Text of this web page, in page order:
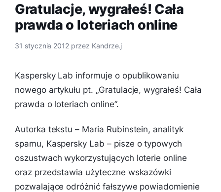
Gratulacje, wygrałeś! Cała
prawda o loteriach online
31 stycznia 2012 przez Kandrze.j
Kaspersky Lab informuje o opublikowaniu
nowego artykułu pt. „Gratulacje, wygrałeś! Cała
prawda o loteriach online”.
Autorka tekstu – Maria Rubinstein, analityk
spamu, Kaspersky Lab – pisze o typowych
oszustwach wykorzystujących loterie online
oraz przedstawia użyteczne wskazówki
pozwalające odróżnić fałszywe powiadomienie